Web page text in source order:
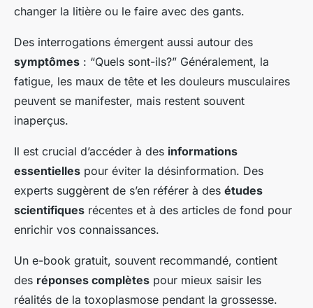
changer la litière ou le faire avec des gants.
Des interrogations émergent aussi autour des
symptômes : “Quels sont-ils?” Généralement, la
fatigue, les maux de tête et les douleurs musculaires
peuvent se manifester, mais restent souvent
inaperçus.
Il est crucial d’accéder à des informations
essentielles pour éviter la désinformation. Des
experts suggèrent de s’en référer à des études
scientifiques récentes et à des articles de fond pour
enrichir vos connaissances.
Un e-book gratuit, souvent recommandé, contient
des réponses complètes pour mieux saisir les
réalités de la toxoplasmose pendant la grossesse.